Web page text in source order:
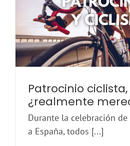
Patrocinio ciclista,
¿realmente
Durante la celebración de
a España, todos [...]